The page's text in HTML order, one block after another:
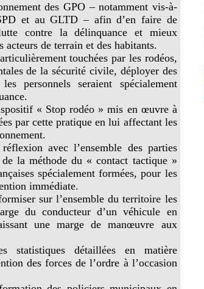
des GPO – notamment vis-à-
et au GLTD – afin d’en faire de
contre la délinquance et mieux
acteurs de terrain et des habitants.
touchées par les rodéos,
de la sécurité civile, déployer des
personnels seraient spécialement
« Stop rodéo » mis en œuvre à
par cette pratique en lui affectant les
avec l’ensemble des parties
la méthode du « contact tactique »
spécialement formées, pour les
immédiate.
sur l’ensemble du territoire les
du conducteur d’un véhicule en
une marge de manœuvre aux
statistiques détaillées en matière
des forces de l’ordre à l’occasion